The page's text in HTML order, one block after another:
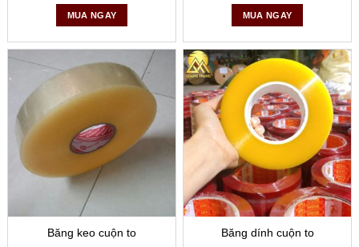
MUA NGAY MUA NGAY
Băng keo cuộn to Băng dính cuộn to